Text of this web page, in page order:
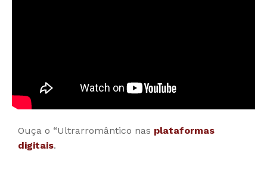
Ouça o “Ultrarromântico nas plataformas
digitais.